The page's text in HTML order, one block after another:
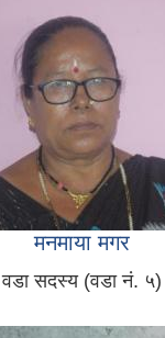
मनमाया मगर
वडा सदस्य (वडा नं. ५)